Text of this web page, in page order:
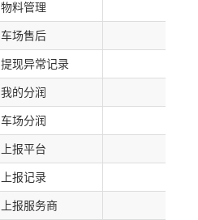
物料管理
车场售后
提现异常记录
我的分润
车场分润
上报平台
上报记录
上报服务商